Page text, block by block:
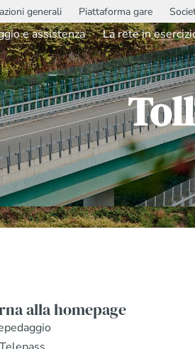
generali Piattaforma gare
e assistenza La rete in
alla homepage